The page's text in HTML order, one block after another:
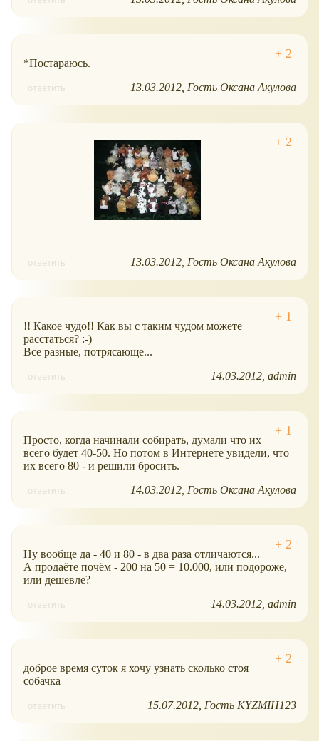
*Постараюсь.
ответить 13.03.2012 Гость Оксана Акулова
ответить 13.03.2012 Гость Оксана Акулова
!! Какое чудо!! Как вы с таким чудом можете
расстаться? :-)
Все разные, потрясающе...
ответить 14.03.2012 admin
Просто, когда начинали собирать, думали что их
всего будет 40-50. Но потом в Интернете увидели, что
их всего 80 - и решили бросить.
ответить 14.03.2012 Гость Оксана Акулова
Ну вообще да - 40 и 80 - в два раза отличаются...
А продаёте почём - 200 на 50 = 10.000, или подороже,
или дешевле?
ответить 14.03.2012 admin
доброе время суток я хочу узнать сколько стоя
собачка
ответить 15.07.2012 Гость KYZMIH123